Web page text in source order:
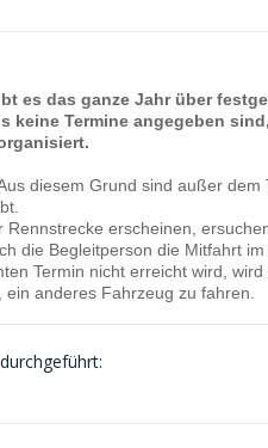
es das ganze Jahr über
keine Termine angegeben
diesem Grund sind außer dem
erscheinen,
die Begleitperson die Mitfahrt im
Termin nicht erreicht wird,
anderes Fahrzeug zu fahren.